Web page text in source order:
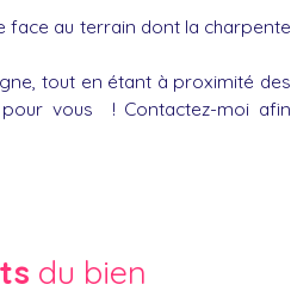
face au terrain dont la charpente
tout en étant à proximité des
vous ! Contactez-moi afin
du bien